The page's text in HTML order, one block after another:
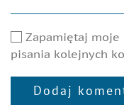
Zapamiętaj moje
pisania kolejnych
Dodaj